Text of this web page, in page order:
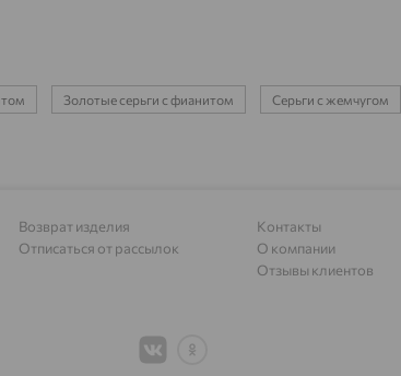
Золотые серьги с фианитом Серьги с жемчугом
Возврат изделия
Отписаться от рассылок
Контакты
О компании
Отзывы клиентов
доставка
Лозовское доставка